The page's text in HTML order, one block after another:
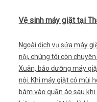
Vệ sinh máy giặt tại
Ngoài dịch vụ sửa máy
nội, chúng tôi còn
Xuân, bảo dưỡng máy
nội. Khi máy giặt có mùi
bám vào quần áo sau